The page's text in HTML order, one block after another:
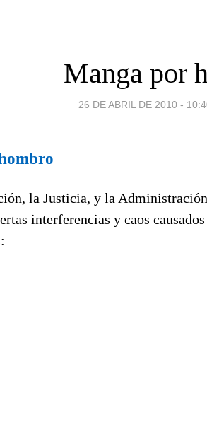
Manga por
26 DE ABRIL DE 2010 -
la Justicia, y la
interferencias y caos